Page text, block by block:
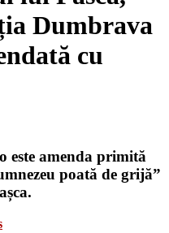
Dumbrava
cu
este amenda primită
poată de grijă”